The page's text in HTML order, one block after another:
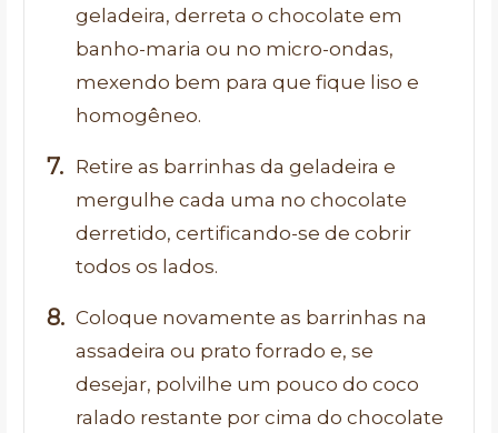
geladeira, derreta o chocolate em
banho-maria ou no micro-ondas,
mexendo bem para que fique liso e
homogêneo.
Retire as barrinhas da geladeira e
mergulhe cada uma no chocolate
derretido, certificando-se de cobrir
todos os lados.
Coloque novamente as barrinhas na
assadeira ou prato forrado e, se
desejar, polvilhe um pouco do coco
ralado restante por cima do chocolate